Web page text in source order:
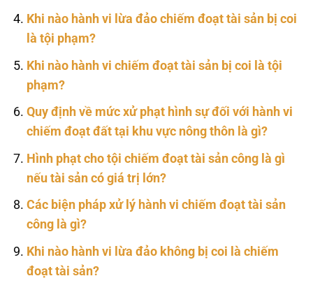
Khi nào hành vi lừa đảo chiếm đoạt tài sản bị coi
là tội phạm?
Khi nào hành vi chiếm đoạt tài sản bị coi là tội
phạm?
Quy định về mức xử phạt hình sự đối với hành vi
chiếm đoạt đất tại khu vực nông thôn là gì?
Hình phạt cho tội chiếm đoạt tài sản công là gì
nếu tài sản có giá trị lớn?
Các biện pháp xử lý hành vi chiếm đoạt tài sản
công là gì?
Khi nào hành vi lừa đảo không bị coi là chiếm
đoạt tài sản?